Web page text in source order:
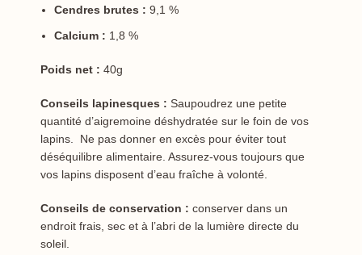
Cendres brutes : 9,1 %
Calcium : 1,8 %
Poids net : 40g
Conseils lapinesques : Saupoudrez une petite
quantité d’aigremoine déshydratée sur le foin de vos
lapins. Ne pas donner en excès pour éviter tout
déséquilibre alimentaire. Assurez-vous toujours que
vos lapins disposent d’eau fraîche à volonté.
Conseils de conservation : conserver dans un
endroit frais, sec et à l’abri de la lumière directe du
soleil.